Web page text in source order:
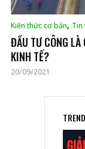
Kiến thức cơ bản, Tin
ĐẦU TƯ CÔNG LÀ
KINH TẾ?
20/09/2021